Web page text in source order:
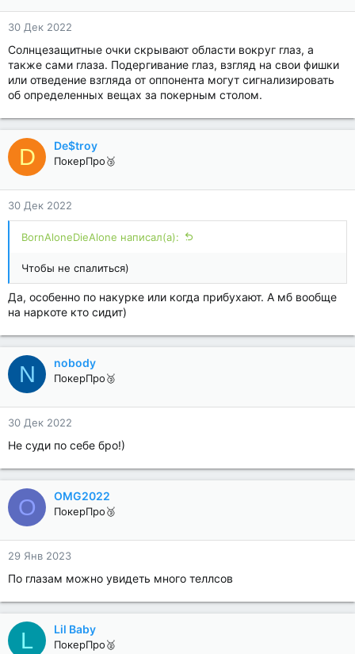
30 Дек 2022
Солнцезащитные очки скрывают области вокруг глаз, а
также сами глаза. Подергивание глаз, взгляд на свои фишки
или отведение взгляда от оппонента могут сигнализировать
об определенных вещах за покерным столом.
D De$troy
ПокерПро🥉
30 Дек 2022
BornAloneDieAlone написал(а):
Чтобы не спалиться)
Да, особенно по накурке или когда прибухают. А мб вообще
на наркоте кто сидит)
N nobody
ПокерПро🥉
30 Дек 2022
Не суди по себе бро!)
O OMG2022
ПокерПро🥉
29 Янв 2023
По глазам можно увидеть много теллсов
L Lil Baby
ПокерПро🥈